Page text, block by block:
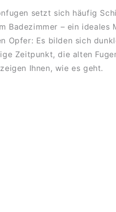
setzt sich häufig
Badezimmer – ein
Opfer: Es bilden sich
Zeitpunkt, die alten
Ihnen, wie es geht.